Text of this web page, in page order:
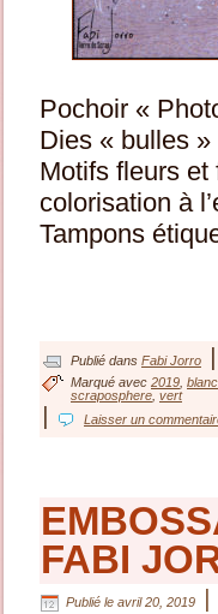
Pochoir «
Dies « bulles »
Motifs fleurs
colorisation à
Tampons
Publié dans Fabi Jorro
Marqué avec 2019 blanc
scraposphere vert
Laisser un
FABI
Publié le avril 20, 2019